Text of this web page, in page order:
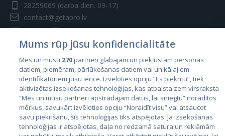
28259069 (darba dien. 09-17)
contact@getapro.lv
Valstis
Igaunija
Latvija
Lietuva
Mums rūp jūsu konfidencialitāte
Mēs un mūsu 270partneri glabājam un piekļūstam personas
datiem, piemēram, pārlūkošanas datiem vai unikālajiem
identifikatoriem jūsu ierīcē. Izvēloties opciju “Es piekrītu”, tiek
aktivizētas izsekošanas tehnoloģijas, kas atbalsta zem virsraksta
“Mēs un mūsu partneri apstrādājam datus, lai sniegtu” norādītos
mērķus, savukārt izvēloties opciju “Noraidīt visu” vai atsaucot
savu piekrišanu, šīs tehnoloģijas tiks atspējotas. Ja izsekošanas
tehnoloģijas ir atspējotas, daļa no redzamā satura un reklāmām